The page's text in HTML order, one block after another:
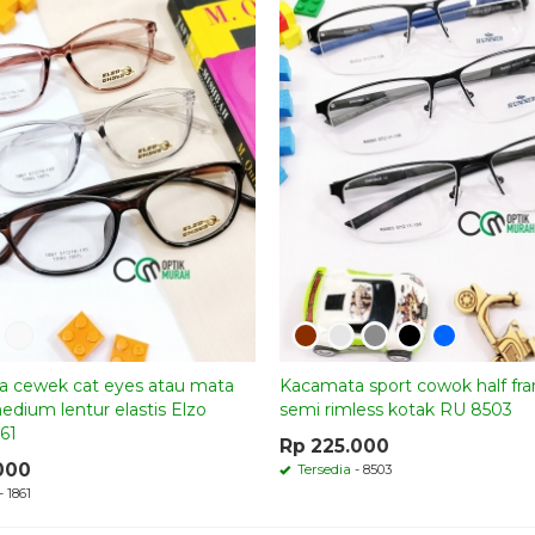
cewek cat eyes atau mata
lentur elastis Elzo
1861
Kacamata sport cowok half
semi rimless kotak RU 8503
Rp 225.000
Tersedia - 8503